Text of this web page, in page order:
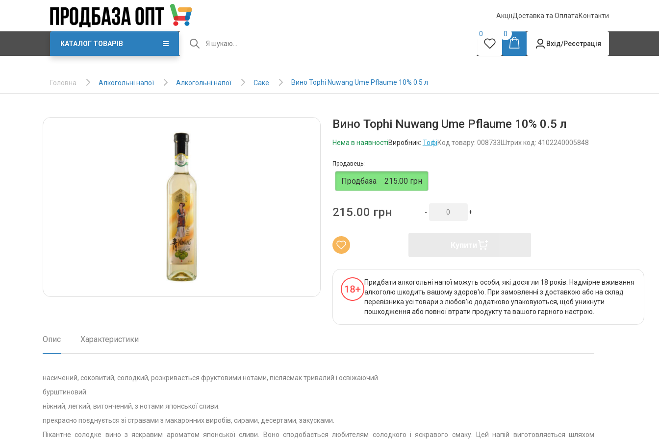
АкціїДоставка та ОплатаКонтакти
КАТАЛОГ ТОВАРІВ
0
0
Вхід/Реєстрація
Головна Алкогольні напої Алкогольні напої Саке Вино Tophi Nuwang Ume Pflaume 10% 0.5 л
Вино Tophi Nuwang Ume Pflaume 10% 0.5 л
Нема в наявностіВиробник: ТофіКод товару: 008733 Штрих код: 4102240005848
Продавець:
Продбаза 215.00 грн
215.00 грн - +
Придбати алкогольні напої можуть особи, які досягли 18 років. Надмірне вживання
алкоголю шкодить вашому здоров'ю. При замовленні з доставкою або на склад
перевізника усі товари з любов'ю додатково упаковуються, щоб уникнути
пошкодження або повної втрати продукту та вашого гарного настрою.
Опис Характеристики
насичений, соковитий, солодкий, розкривається фруктовими нотами, післясмак тривалий і освіжаючий.
бурштиновий.
ніжний, легкий, витончений, з нотами японської сливи.
прекрасно поєднується зі стравами з макаронних виробів, сирами, десертами, закусками.
Пікантне солодке вино з яскравим ароматом японської сливи. Воно сподобається любителям солодкого і яскравого смаку. Цей напій виготовляється шляхом